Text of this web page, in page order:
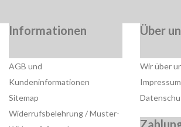
Informationen
AGB und
Kundeninformationen
Sitemap
Widerrufsbelehrung / Muster-
Über
Wir über
Impressum